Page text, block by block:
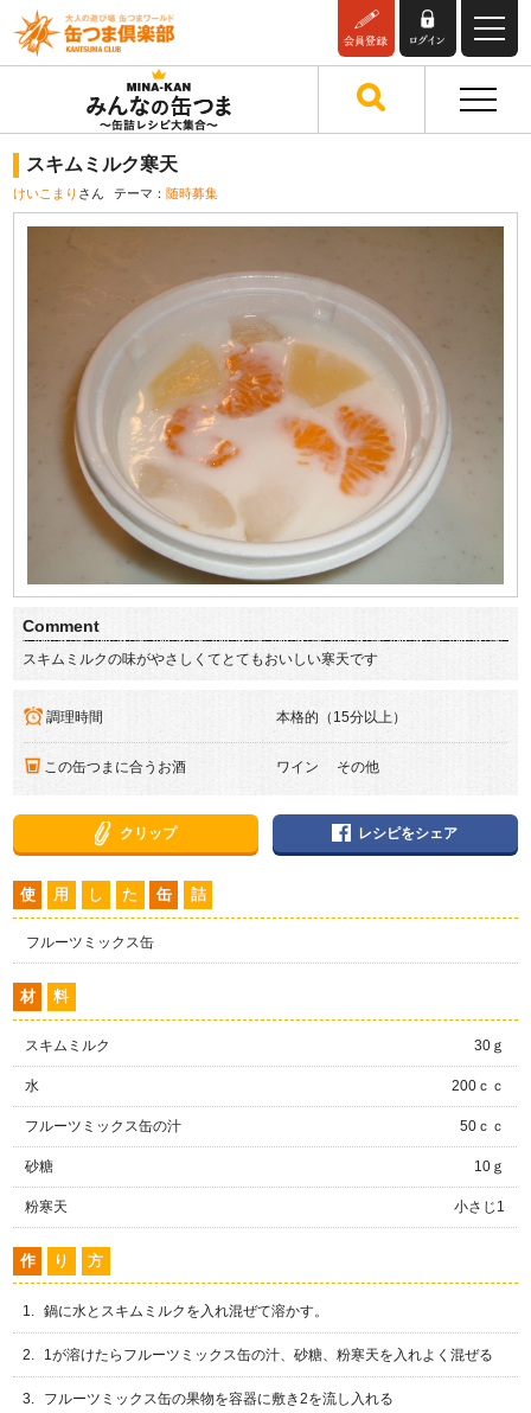
スキムミルク寒天
けいこまり さん テーマ：随時募集
Comment
スキムミルクの味がやさしくてとてもおいしい寒天です
調理時間 本格的（15分以上）
この缶つまに合うお酒 ワイン その他
クリップ レシピをシェア
使 用 し た 缶 詰
フルーツミックス缶
材 料
スキムミルク 30ｇ
水 200ｃｃ
フルーツミックス缶の汁 50ｃｃ
砂糖 10ｇ
粉寒天 小さじ1
作 り 方
鍋に水とスキムミルクを入れ混ぜて溶かす。
1が溶けたらフルーツミックス缶の汁、砂糖、粉寒天を入れよく混ぜる
フルーツミックス缶の果物を容器に敷き2を流し入れる